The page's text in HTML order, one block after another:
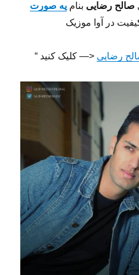
صالح رضایی بنام یه صورت
کیفیت در آوا موزیک
رضایی <— کلیک کنید “